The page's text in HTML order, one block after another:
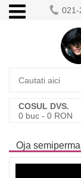
021-
COSUL DVS.
0 buc - 0 RON
Oja